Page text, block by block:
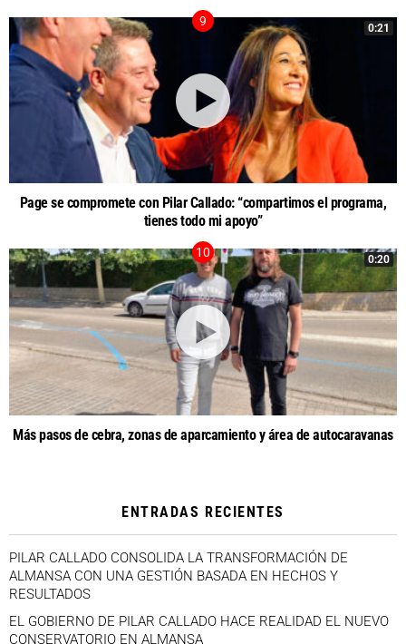
0:21
Page se compromete con Pilar Callado: “compartimos el programa,
tienes todo mi apoyo”
0:20
Más pasos de cebra, zonas de aparcamiento y área de autocaravanas
ENTRADAS RECIENTES
PILAR CALLADO CONSOLIDA LA TRANSFORMACIÓN DE
ALMANSA CON UNA GESTIÓN BASADA EN HECHOS Y
RESULTADOS
EL GOBIERNO DE PILAR CALLADO HACE REALIDAD EL NUEVO
CONSERVATORIO EN ALMANSA